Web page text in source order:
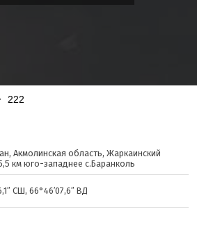
222
Акмолинская область, Жаркаинский
км юго-западнее с.Баранколь
СШ, 66°46′07,6″ ВД